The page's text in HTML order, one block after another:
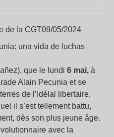
de la CGT09/05/2024
que le lundi 6 mai, à
Alain Pecunia et se
de l’Idélal libertaire,
il s’est tellement battu,
dès son plus jeune âge.
avec la